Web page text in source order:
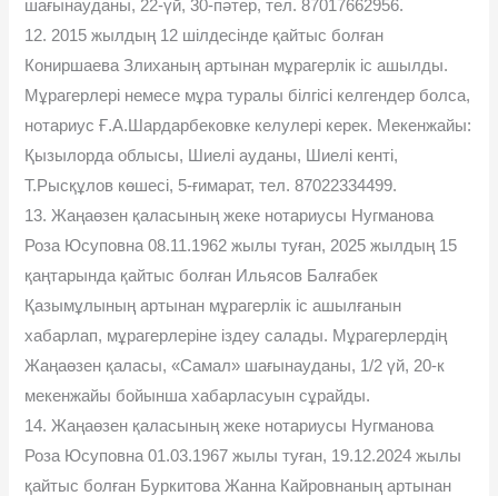
шағынауданы, 22-үй, 30-пəтер, тел. 87017662956.
12. 2015 жылдың 12 шілдесінде қайтыс болған
Кониршаева Злиханың артынан мұрагерлік іс ашылды.
Мұрагерлері немесе мұра туралы білгісі келгендер болса,
нотариус Ғ.А.Шардарбековке келулері керек. Мекенжайы:
Қызылорда облысы, Шиелі ауданы, Шиелі кенті,
Т.Рысқұлов көшесі, 5-ғимарат, тел. 87022334499.
13. Жаңаөзен қаласының жеке нотариусы Нугманова
Роза Юсуповна 08.11.1962 жылы туған, 2025 жылдың 15
қаңтарында қайтыс болған Ильясов Балғабек
Қазымұлының артынан мұрагерлік іс ашылғанын
хабарлап, мұрагерлеріне іздеу салады. Мұрагерлердің
Жаңаөзен қаласы, «Самал» шағынауданы, 1/2 үй, 20-к
мекенжайы бойынша хабарласуын сұрайды.
14. Жаңаөзен қаласының жеке нотариусы Нугманова
Роза Юсуповна 01.03.1967 жылы туған, 19.12.2024 жылы
қайтыс болған Буркитова Жанна Кайровнаның артынан